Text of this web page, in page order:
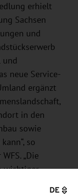
erhielt
Sachsen
und
und
neue Service-
ergänzt
in den
sowie
so
„Die
wichtiger
DE